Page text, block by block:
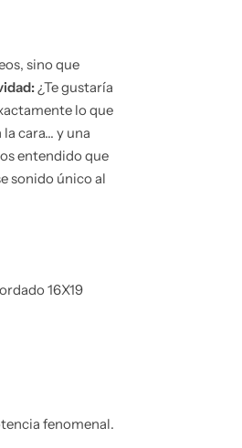
sino que
¿Te gustaría
lo que
cara... y una
entendido que
sonido único al
16X19
fenomenal.